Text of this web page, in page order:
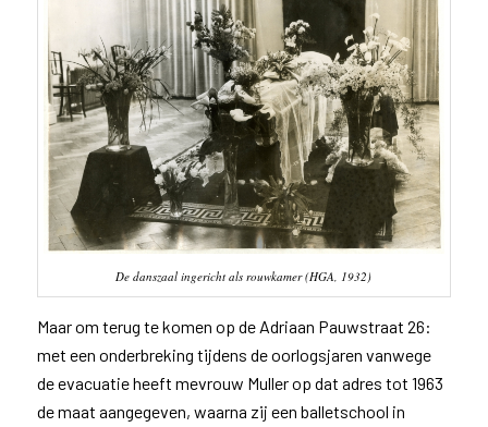
De danszaal ingericht als rouwkamer (HGA, 1932)
Maar om terug te komen op de Adriaan Pauwstraat 26:
met een onderbreking tijdens de oorlogsjaren vanwege
de evacuatie heeft mevrouw Muller op dat adres tot 1963
de maat aangegeven, waarna zij een balletschool in